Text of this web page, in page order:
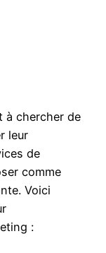
à chercher de
leur
de
comme
Voici
: